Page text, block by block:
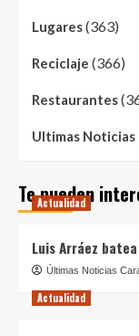
Lugares(363)
Reciclaje (366)
Restaurantes
Ultimas Noticias
Te pueden
Actualidad
Luis Arráez
Últimas Noticias
Actualidad